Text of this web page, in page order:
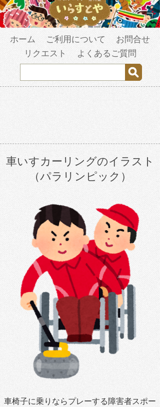
ホーム ご利用について
お問合せ
リクエスト
よくあるご質問
車いすカーリングのイラスト
（パラリンピック）
車椅子に乗りならプレーする障害者スポー